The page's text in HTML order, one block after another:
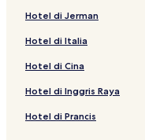
Hotel di Jerman
Hotel di Italia
Hotel di Cina
Hotel di Inggris Raya
Hotel di Prancis